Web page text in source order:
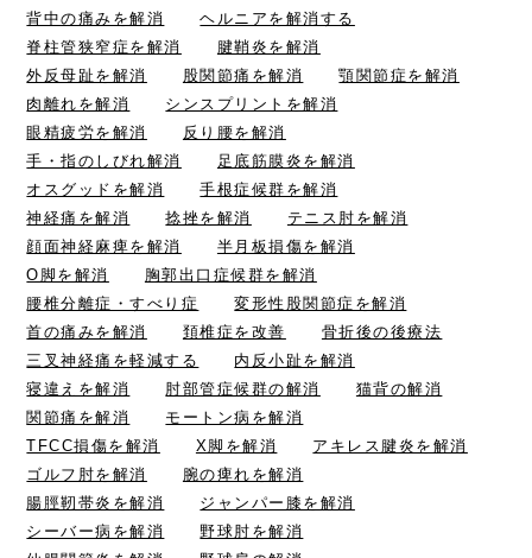
背中の痛みを解消
ヘルニアを解消する
脊柱管狭窄症を解消
腱鞘炎を解消
外反母趾を解消
股関節痛を解消
顎関節症を解消
肉離れを解消
シンスプリントを解消
眼精疲労を解消
反り腰を解消
手・指のしびれ解消
足底筋膜炎を解消
オスグッドを解消
手根症候群を解消
神経痛を解消
捻挫を解消
テニス肘を解消
顔面神経麻痺を解消
半月板損傷を解消
O脚を解消
胸郭出口症候群を解消
腰椎分離症・すべり症
変形性股関節症を解消
首の痛みを解消
頚椎症を改善
骨折後の後療法
三叉神経痛を軽減する
内反小趾を解消
寝違えを解消
肘部管症候群の解消
猫背の解消
関節痛を解消
モートン病を解消
TFCC損傷を解消
X脚を解消
アキレス腱炎を解消
ゴルフ肘を解消
腕の痺れを解消
腸脛靭帯炎を解消
ジャンパー膝を解消
シーバー病を解消
野球肘を解消